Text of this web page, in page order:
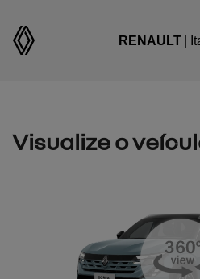
RENAULT |
Visualize o